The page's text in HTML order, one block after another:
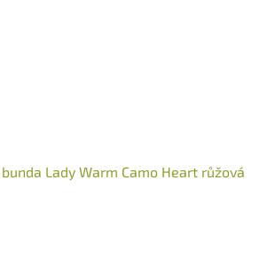
Lady Warm Camo Heart růžová